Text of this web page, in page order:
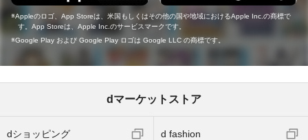
Appleのロゴ、App Storeは、米国もしくはその他の国や地域におけるApple Inc.の商標で
す。App Storeは、Apple Inc.のサービスマークです。
Google Play および Google Play ロゴは Google LLC の商標です。
dマーケットストア
dショッピング d fashion